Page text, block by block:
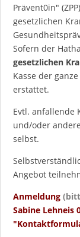
Prävent0in"
gesetzlichen
Sofern der
gesetzlichen
Kasse der
erstattet.
Evtl. anfallende
und/oder
selbst.
Angebot
Anmeldung
Sabine Lehneis